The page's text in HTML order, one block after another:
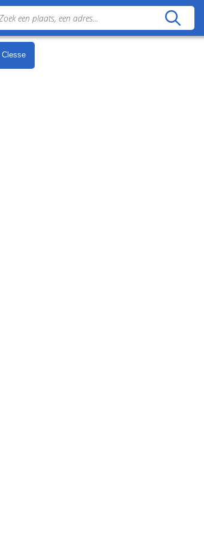
Clesse